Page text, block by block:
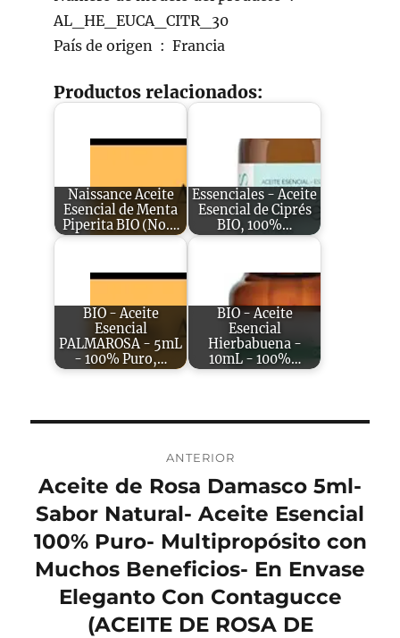
AL_HE_EUCA_CITR_30
País de origen ‏ : ‎ Francia
Productos relacionados:
Naissance Aceite
Esencial de Menta
Piperita BIO (No.…
Essenciales - Aceite
Esencial de Ciprés
BIO, 100%…
BIO - Aceite
Esencial
PALMAROSA - 5mL
- 100% Puro,…
BIO - Aceite
Esencial
Hierbabuena -
10mL - 100%…
de
entradas
ANTERIOR
Entrada
anterior:
Aceite de Rosa Damasco 5ml-
Sabor Natural- Aceite Esencial
100% Puro- Multipropósito con
Muchos Beneficios- En Envase
Eleganto Con Contagucce
(ACEITE DE ROSA DE